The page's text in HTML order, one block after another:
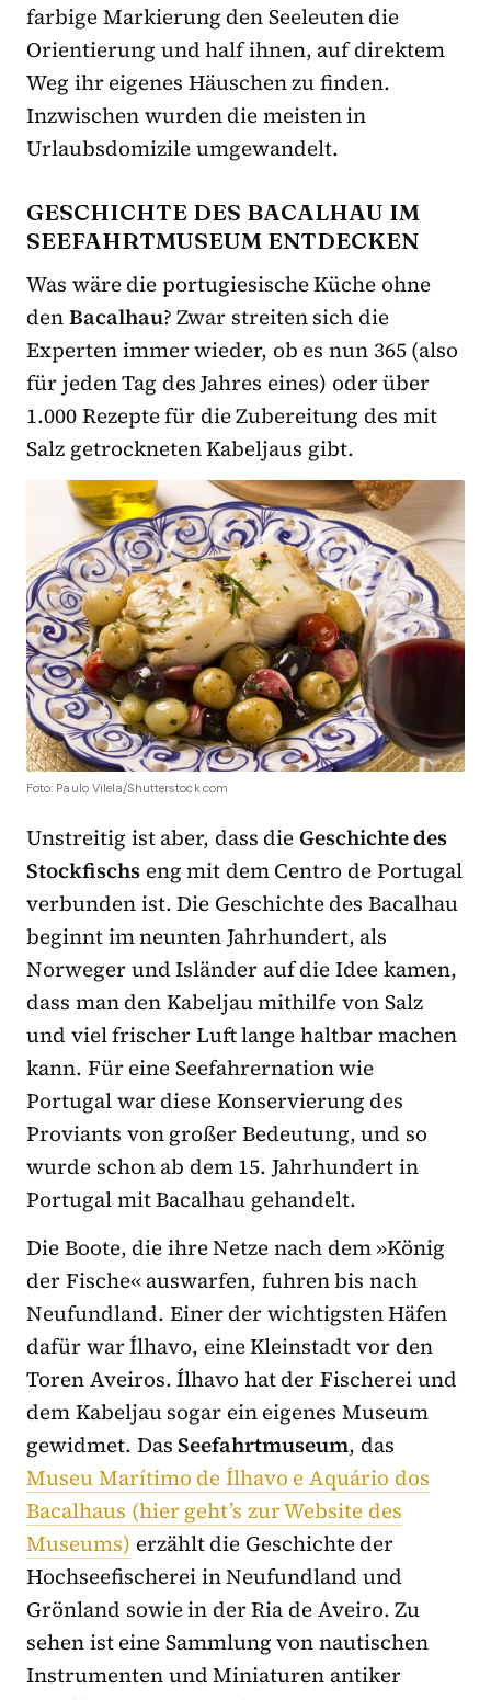
farbige Markierung den Seeleuten die
Orientierung und half ihnen, auf direktem
Weg ihr eigenes Häuschen zu finden.
Inzwischen wurden die meisten in
Urlaubsdomizile umgewandelt.
GESCHICHTE DES BACALHAU IM
SEEFAHRTMUSEUM ENTDECKEN
Was wäre die portugiesische Küche ohne
denBacalhau? Zwar streiten sich die
Experten immer wieder, ob es nun 365 (also
für jeden Tag des Jahres eines) oder über
1.000 Rezepte für die Zubereitung des mit
Salz getrockneten Kabeljaus gibt.
Foto: Paulo Vilela/Shutterstock.com
Unstreitig ist aber, dass dieGeschichte des
Stockfischs eng mit dem Centro de Portugal
verbunden ist. Die Geschichte des Bacalhau
beginnt im neunten Jahrhundert, als
Norweger und Isländer auf die Idee kamen,
dass man den Kabeljau mithilfe von Salz
und viel frischer Luft lange haltbar machen
kann. Für eine Seefahrernation wie
Portugal war diese Konservierung des
Proviants von großer Bedeutung, und so
wurde schon ab dem 15. Jahrhundert in
Portugal mit Bacalhau gehandelt.
Die Boote, die ihre Netze nach dem »König
der Fische« auswarfen, fuhren bis nach
Neufundland. Einer der wichtigsten Häfen
dafür war Ílhavo, eine Kleinstadt vor den
Toren Aveiros.Ílhavo hat der Fischerei und
dem Kabeljau sogar ein eigenes Museum
gewidmet. DasSeefahrtmuseum, das
Museu Marítimo de Ílhavo e Aquário dos
Bacalhaus (hier geht’s zur Website des
Museums) erzählt die Geschichte der
Hochseefischerei in Neufundland und
Grönland sowie in der Ria de Aveiro. Zu
sehen ist eine Sammlung von nautischen
Instrumenten und Miniaturen antiker